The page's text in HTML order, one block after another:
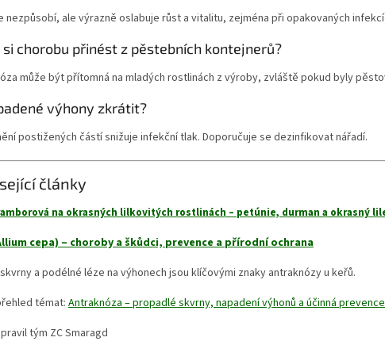
nezpůsobí, ale výrazně oslabuje růst a vitalitu, zejména při opakovaných
si chorobu přinést z pěstebních kontejnerů?
může být přítomná na mladých rostlinách z výroby, zvláště pokud byly
výhony zkrátit?
postižených částí snižuje infekční tlak. Doporučuje se dezinfikovat nářadí.
články
na okrasných lilkovitých rostlinách – petúnie, durman a okrasný
cepa) – choroby a škůdci, prevence a přírodní ochrana
a podélné léze na výhonech jsou klíčovými znaky antraknózy u keřů.
témat: Antraknóza – propadlé skvrny, napadení výhonů a účinná prevence
tým ZC Smaragd